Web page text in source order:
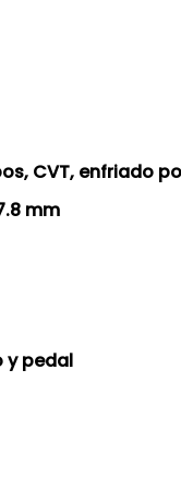
CVT, enfriado
mm
y pedal